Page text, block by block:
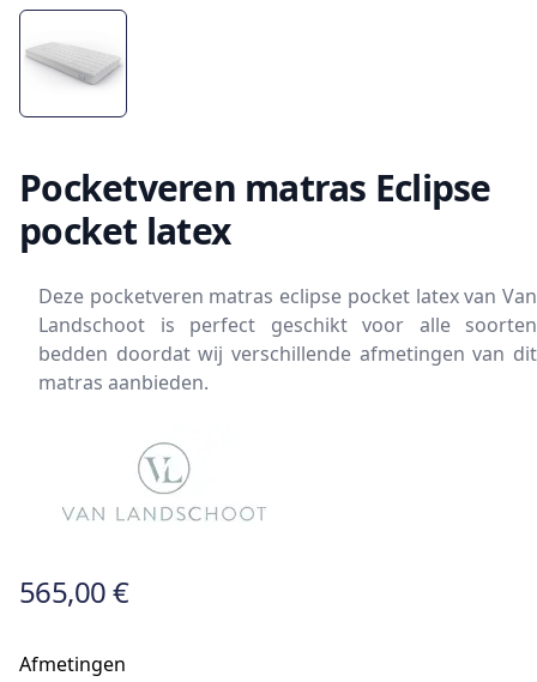
Pocketveren matras Eclipse
pocket latex
Deze pocketveren matras eclipse pocket latex van Van
Landschoot is perfect geschikt voor alle soorten
bedden doordat wij verschillende afmetingen van dit
matras aanbieden.
565,00 €
Afmetingen